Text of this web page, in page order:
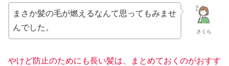
さくら
まさか髪の毛が燃えるなんて思ってもみませ
んでした。
やけど防止のためにも長い髪は、まとめておくのがおすす